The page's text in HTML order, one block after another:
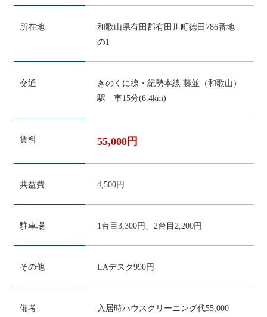
所在地
和歌山県有田郡有田川町徳田786番地
の1
交通
きのくに線・紀勢本線 藤並（和歌山）
駅 車15分(6.4km)
賃料 55,000円
共益費 4,500円
駐車場 1台目3,300円、2台目2,200円
その他 LAデスク990円
備考
入居時ハウスクリーニング代55,000